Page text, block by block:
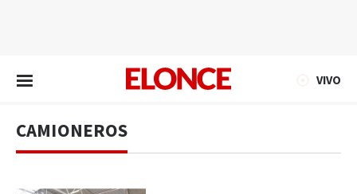
VIVO
CAMIONEROS